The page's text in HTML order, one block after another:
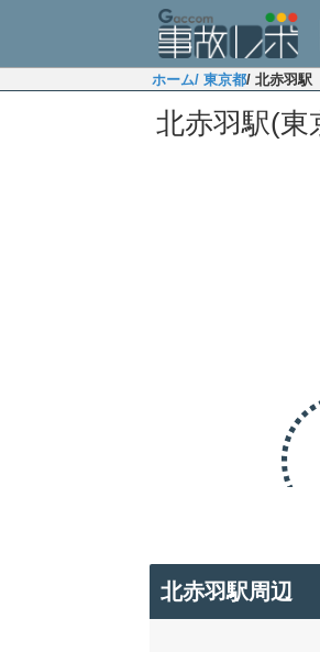
ホーム/ 東京都/ 北赤羽駅
北赤羽駅(東
北赤羽駅周辺